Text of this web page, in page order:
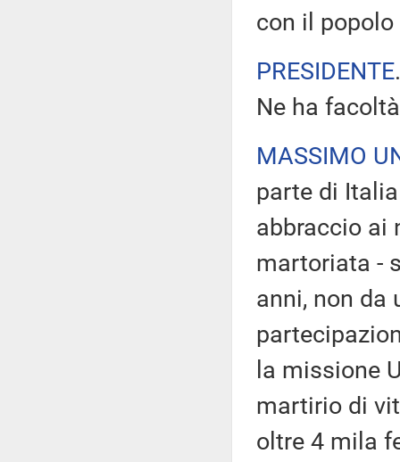
con il
PRESIDENTE
Ne ha
MASSIMO
parte di
abbraccio ai
martoriata -
anni, non da
la missione
martirio di
oltre 4 mila